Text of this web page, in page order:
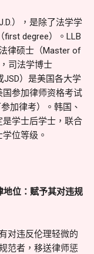
），是除了法学学
first degree）。LLB
律硕士（Master of
司法学博士
JSD）是美国各大学
国参加律师资格考试
加律考）。韩国、
是学士后学士，联合
位等级。
地位：赋予其对违规
对违反伦理轻微的
范者，移送律师惩